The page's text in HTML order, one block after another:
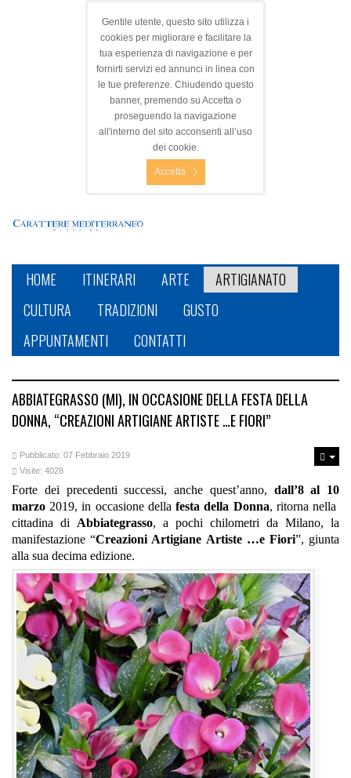
Gentile utente, questo sito utilizza i
cookies per migliorare e facilitare la
tua esperienza di navigazione e per
fornirti servizi ed annunci in linea con
le tue preferenze. Chiudendo questo
banner, premendo su Accetta o
proseguendo la navigazione
all'interno del sito acconsenti all’uso
dei cookie.
Accetta
HOME ITINERARI ARTE
ARTIGIANATO
CULTURA
TRADIZIONI
GUSTO
APPUNTAMENTI
CONTATTI
ABBIATEGRASSO (MI), IN OCCASIONE DELLA FESTA DELLA
DONNA, “CREAZIONI ARTIGIANE ARTISTE …E FIORI”
Pubblicato: 07 Febbraio 2019
Visite: 4028
Forte dei precedenti successi, anche quest’anno, dall’8 al 10
marzo 2019, in occasione dellafesta della Donna, ritorna nella
cittadina di Abbiategrasso, a pochi chilometri da Milano, la
manifestazione “Creazioni Artigiane Artiste …e Fiori”, giunta
alla sua decima edizione.